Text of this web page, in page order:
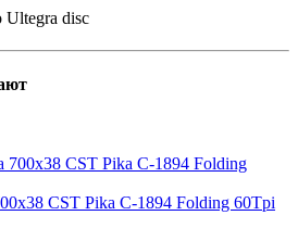
Ultegra disc
CST Pika C-1894 Folding 60Tpi